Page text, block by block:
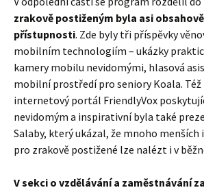
zrakově postiženým byla asi
přístupnosti. Zde byly tři příspěvky
mobilním technologiím – ukázky
kamery mobilu nevidomými, hlasová
mobilní prostředí pro seniory Koala. Též
internetový portál FriendlyVox
nevidomým a inspirativní byla také
Salaby, který ukázal, že mnoho
pro zrakově postižené lze nalézt i v
V sekci o vzdělávání a zaměstnávání